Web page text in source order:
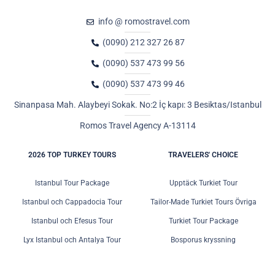
info @ romostravel.com
(0090) 212 327 26 87
(0090) 537 473 99 56
(0090) 537 473 99 46
Sinanpasa Mah. Alaybeyi Sokak. No:2 İç kapı: 3 Besiktas/Istanbul
Romos Travel Agency A-13114
2026 TOP TURKEY TOURS
Istanbul Tour Package
Istanbul och Cappadocia Tour
Istanbul och Efesus Tour
Lyx Istanbul och Antalya Tour
TRAVELERS' CHOICE
Upptäck Turkiet Tour
Tailor-Made Turkiet Tours Övriga
Turkiet Tour Package
Bosporus kryssning